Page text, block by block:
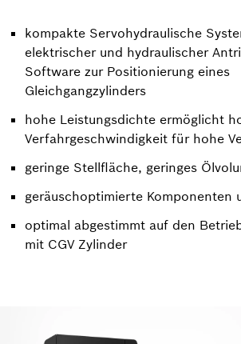
kompakte Servohydraulische
elektrischer und hydraulischer
Software zur Positionierung eines
Gleichgangzylinders
hohe Leistungsdichte ermöglicht
Verfahrgeschwindigkeit für hohe
geringe Stellfläche, geringes
geräuschoptimierte Komponenten
optimal abgestimmt auf den
mit CGV Zylinder​